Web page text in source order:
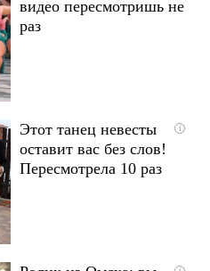
видео пересмотришь не
раз
i
Этот танец невесты
оставит вас без слов!
Пересмотрела 10 раз